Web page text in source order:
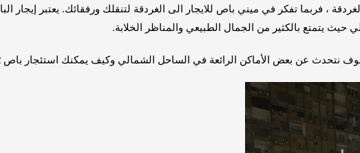
حيث يتمتع بالكثير من الجمال الطبيعي والمناظر الخلابة.
الرائعة في الساحل الشمالي وكيف يمكنك استئجار باص 32 راكب للتنقل بينها. سوف نتحدث أيضًا عن تكلفة تأجير الباص 01115675586